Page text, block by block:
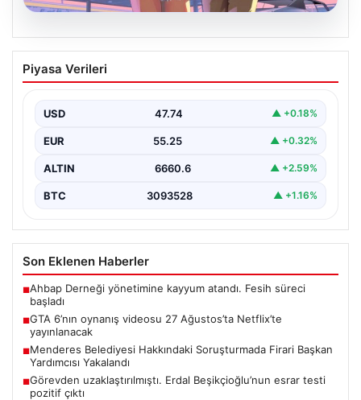
GTA 6’nın oynanış videosu 27
Ağustos’ta Netflix’te yayınlanacak
Ağustos’ta Netflix’te Yayınlanacak”, “content”: “ Güçlü
beklentilerin…
Piyasa Verileri
USD 47.74 ▲ +0.18%
EUR 55.25 ▲ +0.32%
ALTIN 6660.6 ▲ +2.59%
BTC 3093528 ▲ +1.16%
Son Eklenen Haberler
■Ahbap Derneği yönetimine kayyum atandı. Fesih süreci
başladı
■GTA 6’nın oynanış videosu 27 Ağustos’ta Netflix’te
yayınlanacak
■Menderes Belediyesi Hakkındaki Soruşturmada Firari Başkan
Yardımcısı Yakalandı
■Görevden uzaklaştırılmıştı. Erdal Beşikçioğlu’nun esrar testi
pozitif çıktı